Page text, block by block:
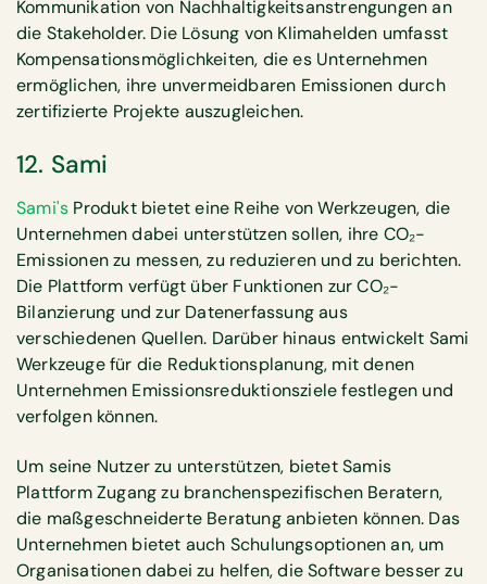
Kommunikation von Nachhaltigkeitsanstrengungen an
die Stakeholder. Die Lösung von Klimahelden umfasst
Kompensationsmöglichkeiten, die es Unternehmen
ermöglichen, ihre unvermeidbaren Emissionen durch
zertifizierte Projekte auszugleichen.
12. Sami
Sami's Produkt bietet eine Reihe von Werkzeugen, die
Unternehmen dabei unterstützen sollen, ihre CO₂-
Emissionen zu messen, zu reduzieren und zu berichten.
Die Plattform verfügt über Funktionen zur CO₂-
Bilanzierung und zur Datenerfassung aus
verschiedenen Quellen. Darüber hinaus entwickelt Sami
Werkzeuge für die Reduktionsplanung, mit denen
Unternehmen Emissionsreduktionsziele festlegen und
verfolgen können.
Um seine Nutzer zu unterstützen, bietet Samis
Plattform Zugang zu branchenspezifischen Beratern,
die maßgeschneiderte Beratung anbieten können. Das
Unternehmen bietet auch Schulungsoptionen an, um
Organisationen dabei zu helfen, die Software besser zu